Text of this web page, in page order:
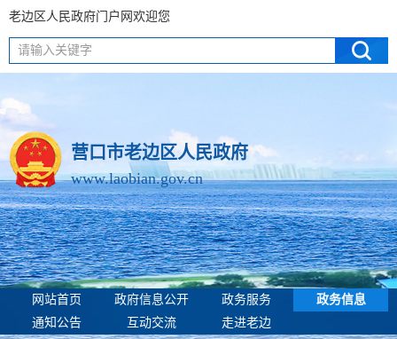
老边区人民政府门户网欢迎您
请输入关键字
营口市老边区人民政府
www.laobian.gov.cn
网站首页 政府信息公开 政务服务
政务信息
通知公告
互动交流 走进老边